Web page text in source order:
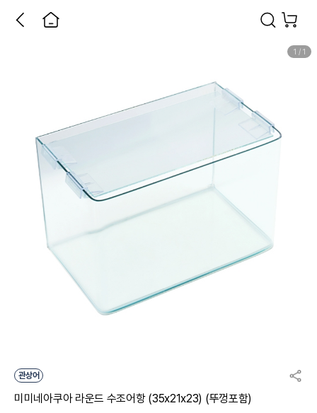
1 / 1
관상어
미미네아쿠아 라운드 수조어항 (35x21x23) (뚜껑포함)